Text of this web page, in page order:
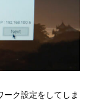
ク設定をしてしま